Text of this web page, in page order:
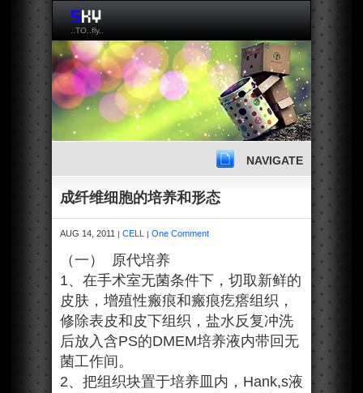
..TO..fly..
NAVIGATE
成纤维细胞的培养和形态
AUG 14, 2011 | CELL | One Comment
（一） 原代培养
1、在手术室无菌条件下，切取新鲜的
皮肤，增殖性瘢痕和瘢痕疙瘩组织，
修除表皮和皮下组织，盐水反复冲洗
后放入含PS的DMEM培养液内带回无
菌工作间。
2、把组织块置于培养皿内，Hank,s液